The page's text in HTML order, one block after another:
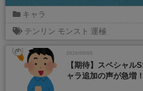
キャラ
テンリン モンスト 運極
2026/08/05
【期待】スペシャル
ャラ追加の声が急増